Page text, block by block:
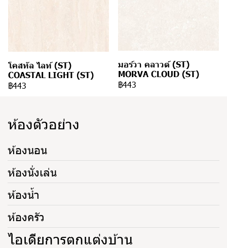
โคสทัล ไลท์ (ST)
COASTAL LIGHT (ST)
฿443
มอร์วา คลาวด์ (ST)
MORVA CLOUD (ST)
฿443
ห้องตัวอย่าง
ห้องนอน
ห้องนั่งเล่น
ห้องน้ำ
ห้องครัว
ไอเดียการตกแต่งบ้าน